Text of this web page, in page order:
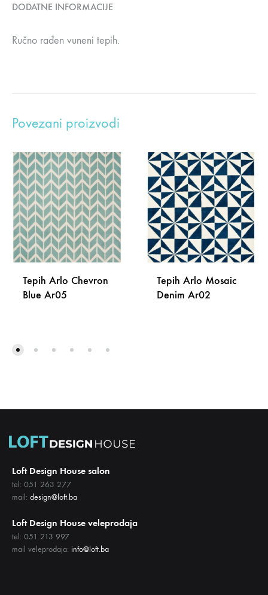
DODATNE INFORMACIJE
Ručno rađen vuneni tepih.
Povezani proizvodi
Tepih Arlo Chevron
Blue Ar05
Tepih Arlo Mosaic
Denim Ar02
Loft Design House salon
tel: 051 263 277
mail: design@loft.ba
Loft Design House veleprodaja
tel: 051 213 997
mail veleprodaja: info@loft.ba